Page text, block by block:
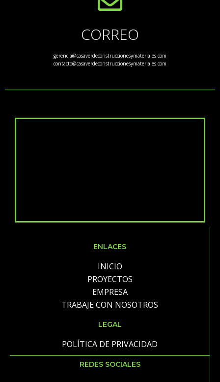
CORREO
gerencia@casaverdeconstruccionesymateriales.com
contacto@casaverdeconstruccionesymateriales.com
ENLACES
INICIO
PROYECTOS
EMPRESA
TRABAJE CON NOSOTROS
LEGAL
POLÍTICA DE PRIVACIDAD
REDES SOCIALES